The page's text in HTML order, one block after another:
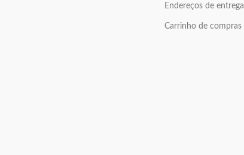
Endereços de entrega
Carrinho de compras